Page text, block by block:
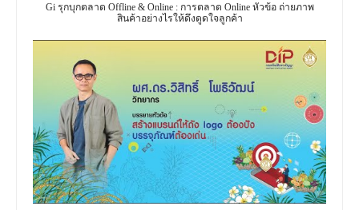
Gi รุกบุกตลาด Offline & Online : การตลาด Online หัวข้อ ถ่ายภาพ
สินค้าอย่างไรให้ดึงดูดใจลูกค้า